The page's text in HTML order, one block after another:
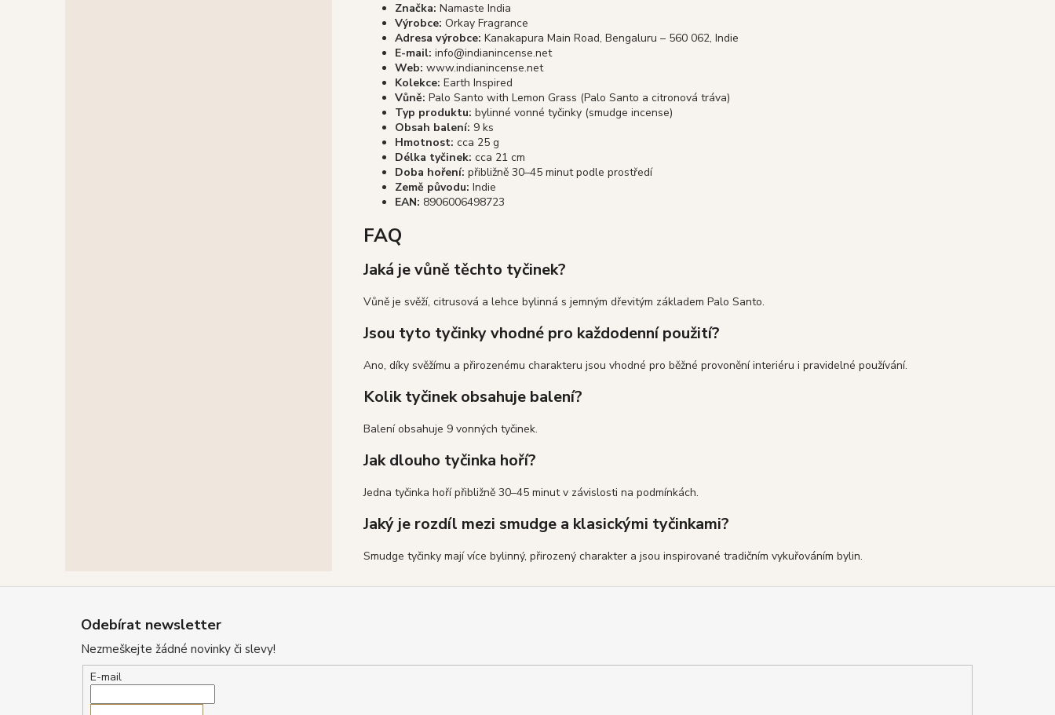
Značka: Namaste India
Výrobce: Orkay Fragrance
Adresa výrobce: Kanakapura Main Road, Bengaluru – 560 062, Indie
E-mail: info@indianincense.net
Web: www.indianincense.net
Kolekce: Earth Inspired
Vůně: Palo Santo with Lemon Grass (Palo Santo a citronová tráva)
Typ produktu: bylinné vonné tyčinky (smudge incense)
Obsah balení: 9 ks
Hmotnost: cca 25 g
Délka tyčinek: cca 21 cm
Doba hoření: přibližně 30–45 minut podle prostředí
Země původu: Indie
EAN: 8906006498723
FAQ
Jaká je vůně těchto tyčinek?
Vůně je svěží, citrusová a lehce bylinná s jemným dřevitým základem Palo Santo.
Jsou tyto tyčinky vhodné pro každodenní použití?
Ano, díky svěžímu a přirozenému charakteru jsou vhodné pro běžné provonění interiéru i pravidelné používání.
Kolik tyčinek obsahuje balení?
Balení obsahuje 9 vonných tyčinek.
Jak dlouho tyčinka hoří?
Jedna tyčinka hoří přibližně 30–45 minut v závislosti na podmínkách.
Jaký je rozdíl mezi smudge a klasickými tyčinkami?
Smudge tyčinky mají více bylinný, přirozený charakter a jsou inspirované tradičním vykuřováním bylin.
Odebírat newsletter
Nezmeškejte žádné novinky či slevy!
E-mail